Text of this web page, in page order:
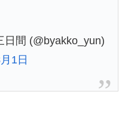
間 (@byakko_yun)
1日